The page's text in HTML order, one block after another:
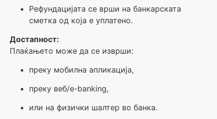
Рефундацијата се врши на банкарската
сметка од која е уплатено.
Достапност:
Плаќањето може да се изврши:
преку мобилна апликација,
преку веб/e-banking,
или на физички шалтер во банка.